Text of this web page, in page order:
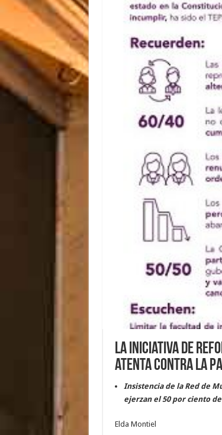
La iniciativa de
atenta contra la
Insistencia de la Red de
ejerzan el 50 por ciento
Elda Montiel